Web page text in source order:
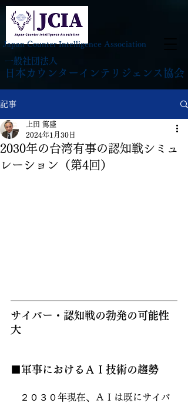
日本カウンターインテリジェンス協会
Japan Counter Intelligence Association
一般社団法人
記事
2030年の台湾有事の認知戦シミュ
レーション（第4回）
上田 篤盛
2024年1月30日
サイバー・認知戦の勃発の可能性
大
■軍事におけるＡＩ技術の趨勢
２０３０年現在、ＡＩは既にサイバ